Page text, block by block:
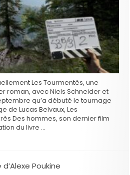
Les Tourmentés, une
roman, avec Niels Schneider et
qu’a débuté le tournage
de Lucas Belvaux, Les
Des hommes, son dernier film
du livre …
Poukine